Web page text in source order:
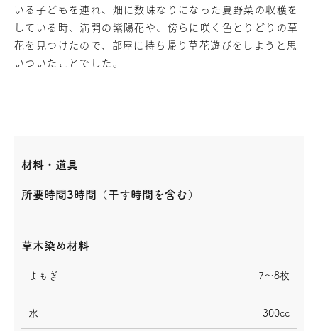
いる子どもを連れ、畑に数珠なりになった夏野菜の収穫を
している時、満開の紫陽花や、傍らに咲く色とりどりの草
花を見つけたので、部屋に持ち帰り草花遊びをしようと思
いついたことでした。
材料・道具
所要時間3時間（干す時間を含む）
草木染め材料
よもぎ 7〜8枚
水 300cc